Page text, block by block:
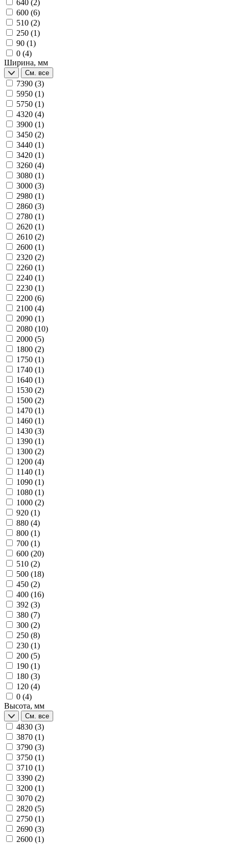
640 (2)
600 (6)
510 (2)
250 (1)
90 (1)
0 (4)
Ширина, мм
См. все
7390 (3)
5950 (1)
5750 (1)
4320 (4)
3900 (1)
3450 (2)
3440 (1)
3420 (1)
3260 (4)
3080 (1)
3000 (3)
2980 (1)
2860 (3)
2780 (1)
2620 (1)
2610 (2)
2600 (1)
2320 (2)
2260 (1)
2240 (1)
2230 (1)
2200 (6)
2100 (4)
2090 (1)
2080 (10)
2000 (5)
1800 (2)
1750 (1)
1740 (1)
1640 (1)
1530 (2)
1500 (2)
1470 (1)
1460 (1)
1430 (3)
1390 (1)
1300 (2)
1200 (4)
1140 (1)
1090 (1)
1080 (1)
1000 (2)
920 (1)
880 (4)
800 (1)
700 (1)
600 (20)
510 (2)
500 (18)
450 (2)
400 (16)
392 (3)
380 (7)
300 (2)
250 (8)
230 (1)
200 (5)
190 (1)
180 (3)
120 (4)
0 (4)
Высота, мм
См. все
4830 (3)
3870 (1)
3790 (3)
3750 (1)
3710 (1)
3390 (2)
3200 (1)
3070 (2)
2820 (5)
2750 (1)
2690 (3)
2600 (1)